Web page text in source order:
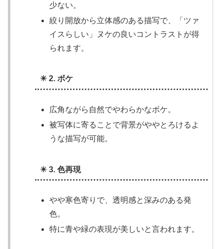
少ない。
絞り開放から立体感のある描写で、「ツァ
イスらしい」ヌケの良いコントラストが得
られます。
✴️ 2. ボケ
広角ながら自然でやわらかなボケ。
被写体に寄ることで背景がややとろけるよ
うな描写が可能。
✴️ 3. 色再現
やや寒色寄りで、透明感と深みのある発
色。
特に青や緑の表現が美しいと言われます。